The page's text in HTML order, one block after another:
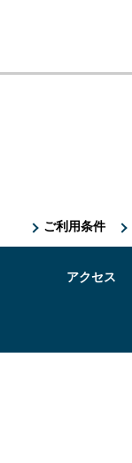
ご利用条件
アクセス